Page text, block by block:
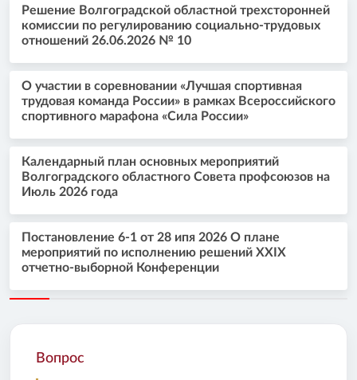
Решение Волгоградской областной трехсторонней
комиссии по регулированию социально-трудовых
отношений 26.06.2026 № 10
О участии в соревновании «Лучшая спортивная
трудовая команда России» в рамках Всероссийского
спортивного марафона «Сила России»
Календарный план основных мероприятий
Волгоградского областного Совета профсоюзов на
Июль 2026 года
Постановление 6-1 от 28 ипя 2026 О плане
мероприятий по исполнению решений XXIX
отчетно-выборной Конференции
Вопрос